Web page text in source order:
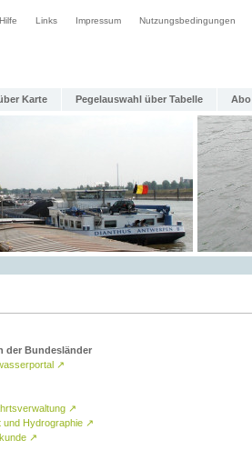
Hilfe Links Impressum Nutzungsbedingungen
Karte Pegelauswahl über Tabelle Abo
der Bundesländer
↗
↗
und Hydrographie ↗
↗